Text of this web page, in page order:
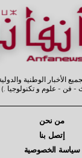
الأخبار الوطنية
- فن - علوم و تكنولوجيا .)
من نحن
إتصل بنا
سياسة الخصوصية